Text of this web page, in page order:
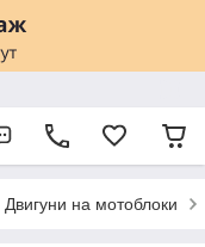
Двигуни на мотоблоки